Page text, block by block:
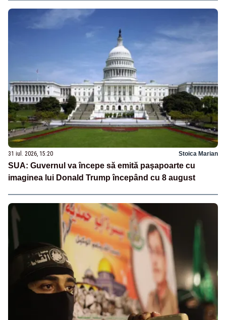
31 iul. 2026, 15:20 Stoica Marian
SUA: Guvernul va începe să emită paşapoarte cu
imaginea lui Donald Trump începând cu 8 august